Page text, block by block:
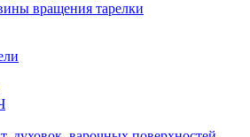
вращения тарелки